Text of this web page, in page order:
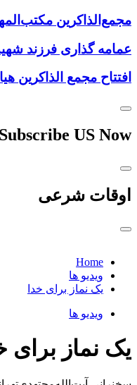
مجمع‌الذاکرین
عمامه گذاری فرزند
افتتاح مجمع
Subscribe US Now
اوقات شرعی
Home
ویدیو ها
یک نماز برای خدا
ویدیو ها
یک نماز برای